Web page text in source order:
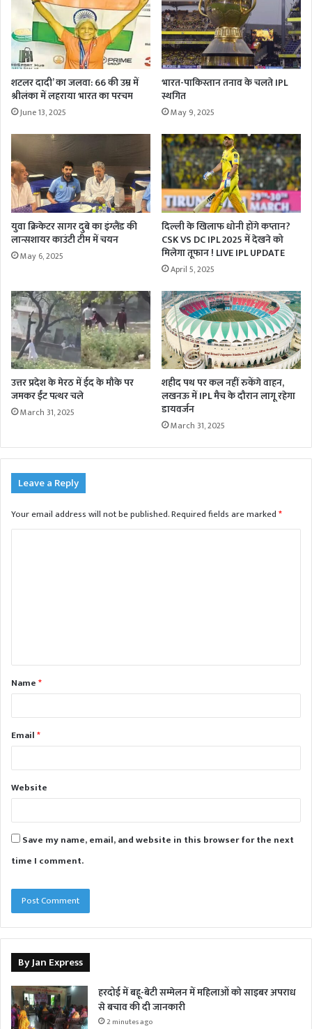
शटलर दादी’ का जलवा: 66 की उम्र में
श्रीलंका में लहराया भारत का परचम
June 13, 2025
भारत-पाकिस्तान तनाव के चलते IPL
स्थगित
May 9, 2025
युवा क्रिकेटर सागर दुबे का इंग्लैंड की
लान्सशायर काउंटी टीम में चयन
May 6, 2025
दिल्ली के खिलाफ धोनी होंगे कप्तान?
CSK VS DC IPL 2025 में देखने को
मिलेगा तूफान ! LIVE IPL UPDATE
April 5, 2025
उत्तर प्रदेश के मेरठ में ईद के मौके पर
जमकर ईंट पत्थर चले
March 31, 2025
शहीद पथ पर कल नहीं रुकेंगे वाहन,
लखनऊ में IPL मैच के दौरान लागू रहेगा
डायवर्जन
March 31, 2025
Leave a Reply
Your email address will not be published.Required fields are marked*
t
*Name*
Email*
Website
Save my name, email, and website in this browser for the next
time I comment.
By Jan Express
हरदोई में बहू-बेटी सम्मेलन में महिलाओं को साइबर अपराध
से बचाव की दी जानकारी
2 minutes ago